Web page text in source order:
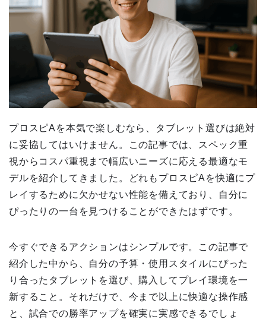
プロスピAを本気で楽しむなら、タブレット選びは絶対
に妥協してはいけません。この記事では、スペック重
視からコスパ重視まで幅広いニーズに応える最適なモ
デルを紹介してきました。どれもプロスピAを快適にプ
レイするために欠かせない性能を備えており、自分に
ぴったりの一台を見つけることができたはずです。
今すぐできるアクションはシンプルです。この記事で
紹介した中から、自分の予算・使用スタイルにぴった
り合ったタブレットを選び、購入してプレイ環境を一
新すること。それだけで、今まで以上に快適な操作感
と、試合での勝率アップを確実に実感できるでしょ